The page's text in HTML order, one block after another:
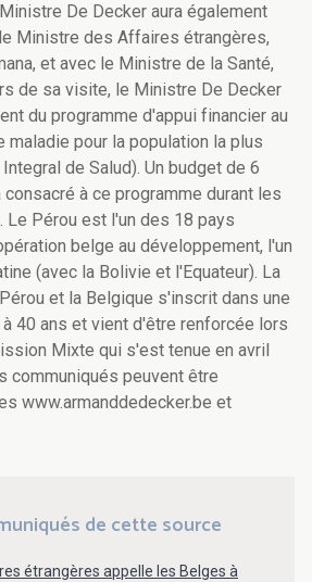
De Decker aura également
Ministre des Affaires étrangères,
et avec le Ministre de la Santé,
de sa visite, le Ministre De Decker
du programme d'appui financier au
maladie pour la population la plus
de Salud). Un budget de 6
à ce programme durant les
Le Pérou est l'un des 18 pays
belge au développement, l'un
(avec la Bolivie et l'Equateur). La
et la Belgique s'inscrit dans une
40 ans et vient d'être renforcée lors
Mixte qui s'est tenue en avril
communiqués peuvent être
www.armanddedecker.be et
de cette source
étrangères appelle les Belges à